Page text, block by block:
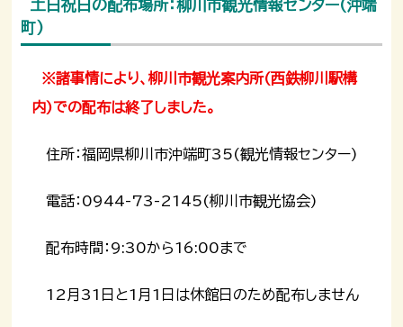
土日祝日の配布場所：柳川市観光情報センター(沖端
町)
※諸事情により、柳川市観光案内所(西鉄柳川駅構
内)での配布は終了しました。
住所：福岡県柳川市沖端町35(観光情報センター)
電話：0944-73-2145(柳川市観光協会)
配布時間：9:30から16:00まで
12月31日と1月1日は休館日のため配布しません